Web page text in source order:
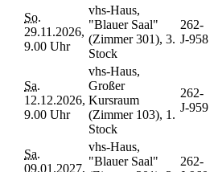
So.
29.11.2026,
9.00 Uhr
vhs-Haus,
"Blauer Saal"
(Zimmer 301), 3.
Stock
262-
J-958
Sa.
12.12.2026,
9.00 Uhr
vhs-Haus,
Großer
Kursraum
(Zimmer 103), 1.
Stock
262-
J-959
Sa.
09.01.2027,
vhs-Haus,
"Blauer Saal"
262-